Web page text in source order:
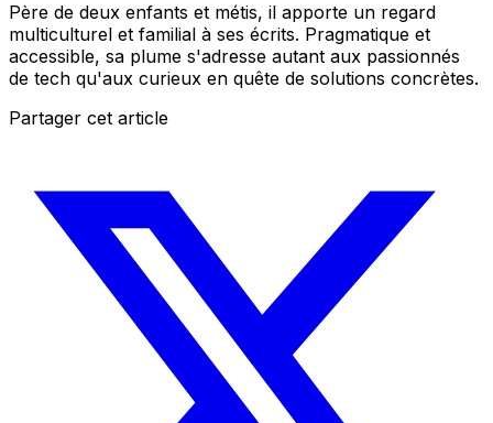
Père de deux enfants et métis, il apporte un regard
multiculturel et familial à ses écrits. Pragmatique et
accessible, sa plume s'adresse autant aux passionnés
de tech qu'aux curieux en quête de solutions concrètes.
Partager cet article